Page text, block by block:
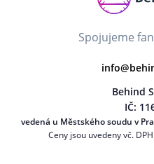
Spojujeme
Behind
IČ:
vedená u Městského soudu v
Ceny jsou uvedeny vč.